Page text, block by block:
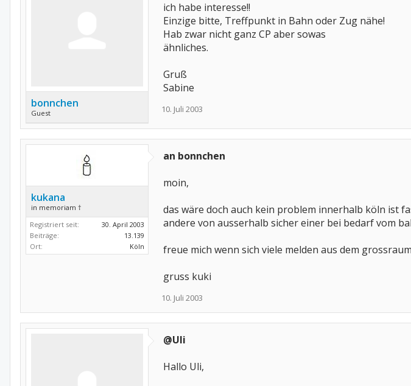
bonnchen
Guest
ich habe interesse!!
Einzige bitte, Treffpunkt in Bahn oder Zug nähe!
Hab zwar nicht ganz CP aber sowas
ähnliches.
Gruß
Sabine
10. Juli 2003
kukana
in memoriam †
Registriert seit:
30. April 2003
Beiträge:
13.139
Ort:
Köln
an bonnchen
moin,
das wäre doch auch kein problem innerhalb köln ist
andere von ausserhalb sicher einer bei bedarf vom
freue mich wenn sich viele melden aus dem
gruss kuki
10. Juli 2003
@Uli
Hallo Uli,